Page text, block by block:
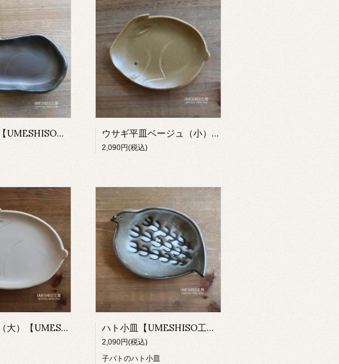
与那国馬皿【UMESHISO工房】 ウサギ平皿ベージュ（小）【UMESHISO工房】
2,090円(税込)
ウサギ平皿（大）【UMESHISO工房】 ハト小皿【UMESHISO工房】
2,090円(税込)
子バトのハト小皿